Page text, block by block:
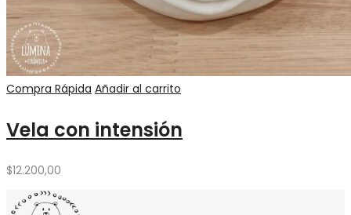
Compra Rápida Añadir al carrito
Vela con intensión
$12.200,00